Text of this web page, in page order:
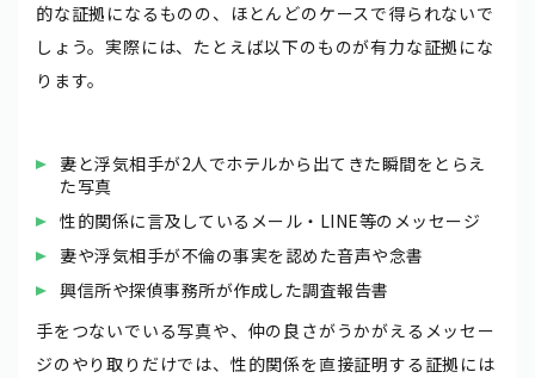
的な証拠になるものの、ほとんどのケースで得られないで
しょう。実際には、たとえば以下のものが有力な証拠にな
ります。
妻と浮気相手が2人でホテルから出てきた瞬間をとらえ
た写真
性的関係に言及しているメール・LINE等のメッセージ
妻や浮気相手が不倫の事実を認めた音声や念書
興信所や探偵事務所が作成した調査報告書
手をつないでいる写真や、仲の良さがうかがえるメッセー
ジのやり取りだけでは、性的関係を直接証明する証拠には